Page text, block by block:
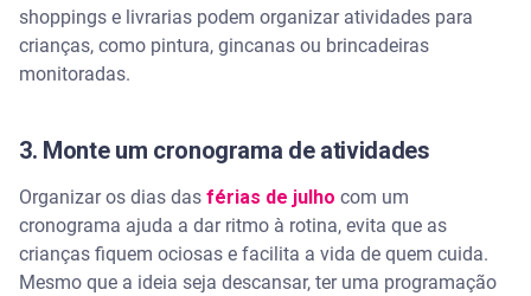
shoppings e livrarias podem organizar atividades para
crianças, como pintura, gincanas ou brincadeiras
monitoradas.
3. Monte um cronograma de atividades
Organizar os dias das férias de julho com um
cronograma ajuda a dar ritmo à rotina, evita que as
crianças fiquem ociosas e facilita a vida de quem cuida.
Mesmo que a ideia seja descansar, ter uma programação